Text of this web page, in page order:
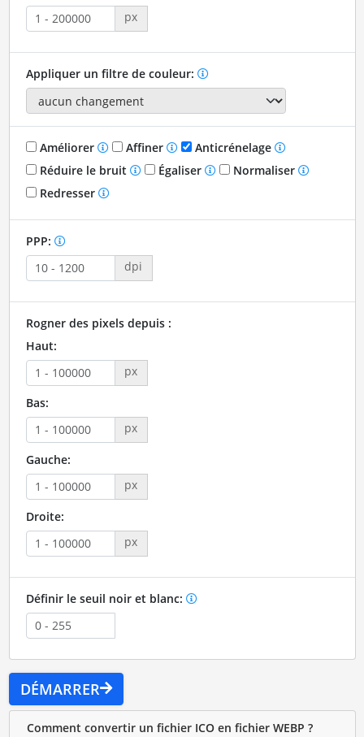
px
Appliquer un filtre de couleur:
Améliorer Affiner
Anticrénelage
Réduire le bruit
Égaliser
Normaliser
Redresser
PPP:
dpi
Rogner des pixels depuis :
Haut:
px
Bas:
px
Gauche:
px
Droite:
px
Définir le seuil noir et blanc:
DÉMARRER
Comment convertir un fichier ICO en fichier WEBP ?